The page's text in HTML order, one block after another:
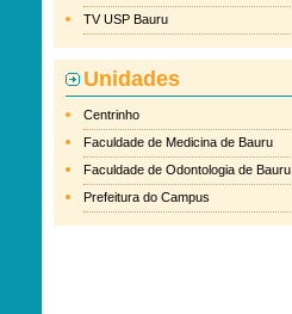
TV USP Bauru
Unidades
Centrinho
Faculdade de Medicina de Bauru
Faculdade de Odontologia de Bauru
Prefeitura do Campus